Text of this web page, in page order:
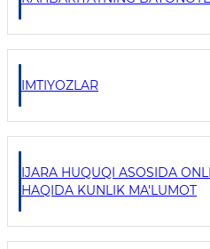
IMTIYOZLAR
IJARA HUQUQI ASOSIDA
HAQIDA KUNLIK MA'LUMOT